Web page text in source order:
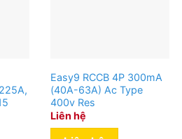
Easy9 RCCB 4P 300mA
(40A-63A) Ac Type
400v Res
Liên hệ